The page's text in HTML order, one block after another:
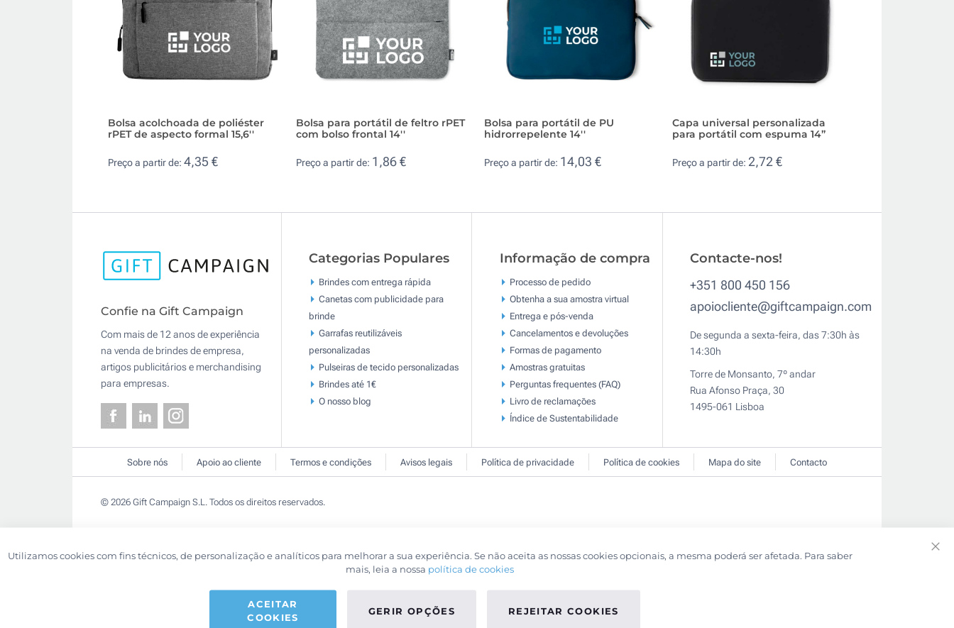
Bolsa acolchoada de poliéster
rPET de aspecto formal 15,6''
Preço a partir de: 4,35 €
Bolsa para portátil de feltro rPET
com bolso frontal 14''
Preço a partir de: 1,86 €
Bolsa para portátil de PU
hidrorrepelente 14''
Preço a partir de: 14,03 €
Capa universal personalizada
para portátil com espuma 14”
Preço a partir de: 2,72 €
Confie na Gift Campaign
Com mais de 12 anos de experiência
na venda de brindes de empresa,
artigos publicitários e merchandising
para empresas.
Categorias Populares
Brindes com entrega rápida
Canetas com publicidade para
brinde
Garrafas reutilizáveis
personalizadas
Pulseiras de tecido personalizadas
Brindes até 1€
O nosso blog
Informação de compra
Processo de pedido
Obtenha a sua amostra virtual
Entrega e pós-venda
Cancelamentos e devoluções
Formas de pagamento
Amostras gratuitas
Perguntas frequentes (FAQ)
Livro de reclamaçōes
Índice de Sustentabilidade
Contacte-nos!
+351 800 450 156
apoiocliente@giftcampaign.com
De segunda a sexta-feira, das 7:30h às
14:30h
Torre de Monsanto, 7º andar
Rua Afonso Praça, 30
1495-061 Lisboa
Sobre nós Apoio ao cliente Termos e condições Avisos legais Política de privacidade Política de cookies Mapa do site Contacto
© 2026 Gift Campaign S.L. Todos os direitos reservados.
Utilizamos cookies com fins técnicos, de personalização e analíticos para melhorar a sua experiência. Se não aceita as nossas cookies opcionais, a mesma poderá ser afetada. Para saber
mais, leia a nossa política de cookies
ACEITAR
COOKIES
GERIR OPÇÕES REJEITAR COOKIES